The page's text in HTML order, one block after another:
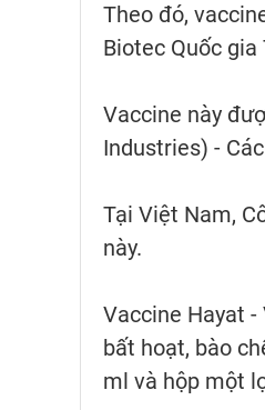
Theo đó,
Biotec Quốc gia
Vaccine này
Industries) -
Tại Việt Nam,
này.
Vaccine Hayat -
bất hoạt, bào
ml và hộp một